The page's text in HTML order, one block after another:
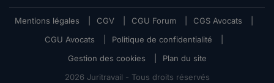
Mentions légales CGV CGU Forum CGS Avocats
CGU Avocats
Politique de confidentialité
Gestion des cookies
Plan du site
2026 Juritravail - Tous droits réservés